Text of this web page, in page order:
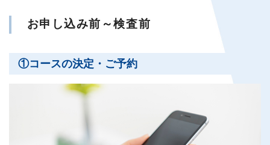
お申し込み前～検査前
①コースの決定・ご予約